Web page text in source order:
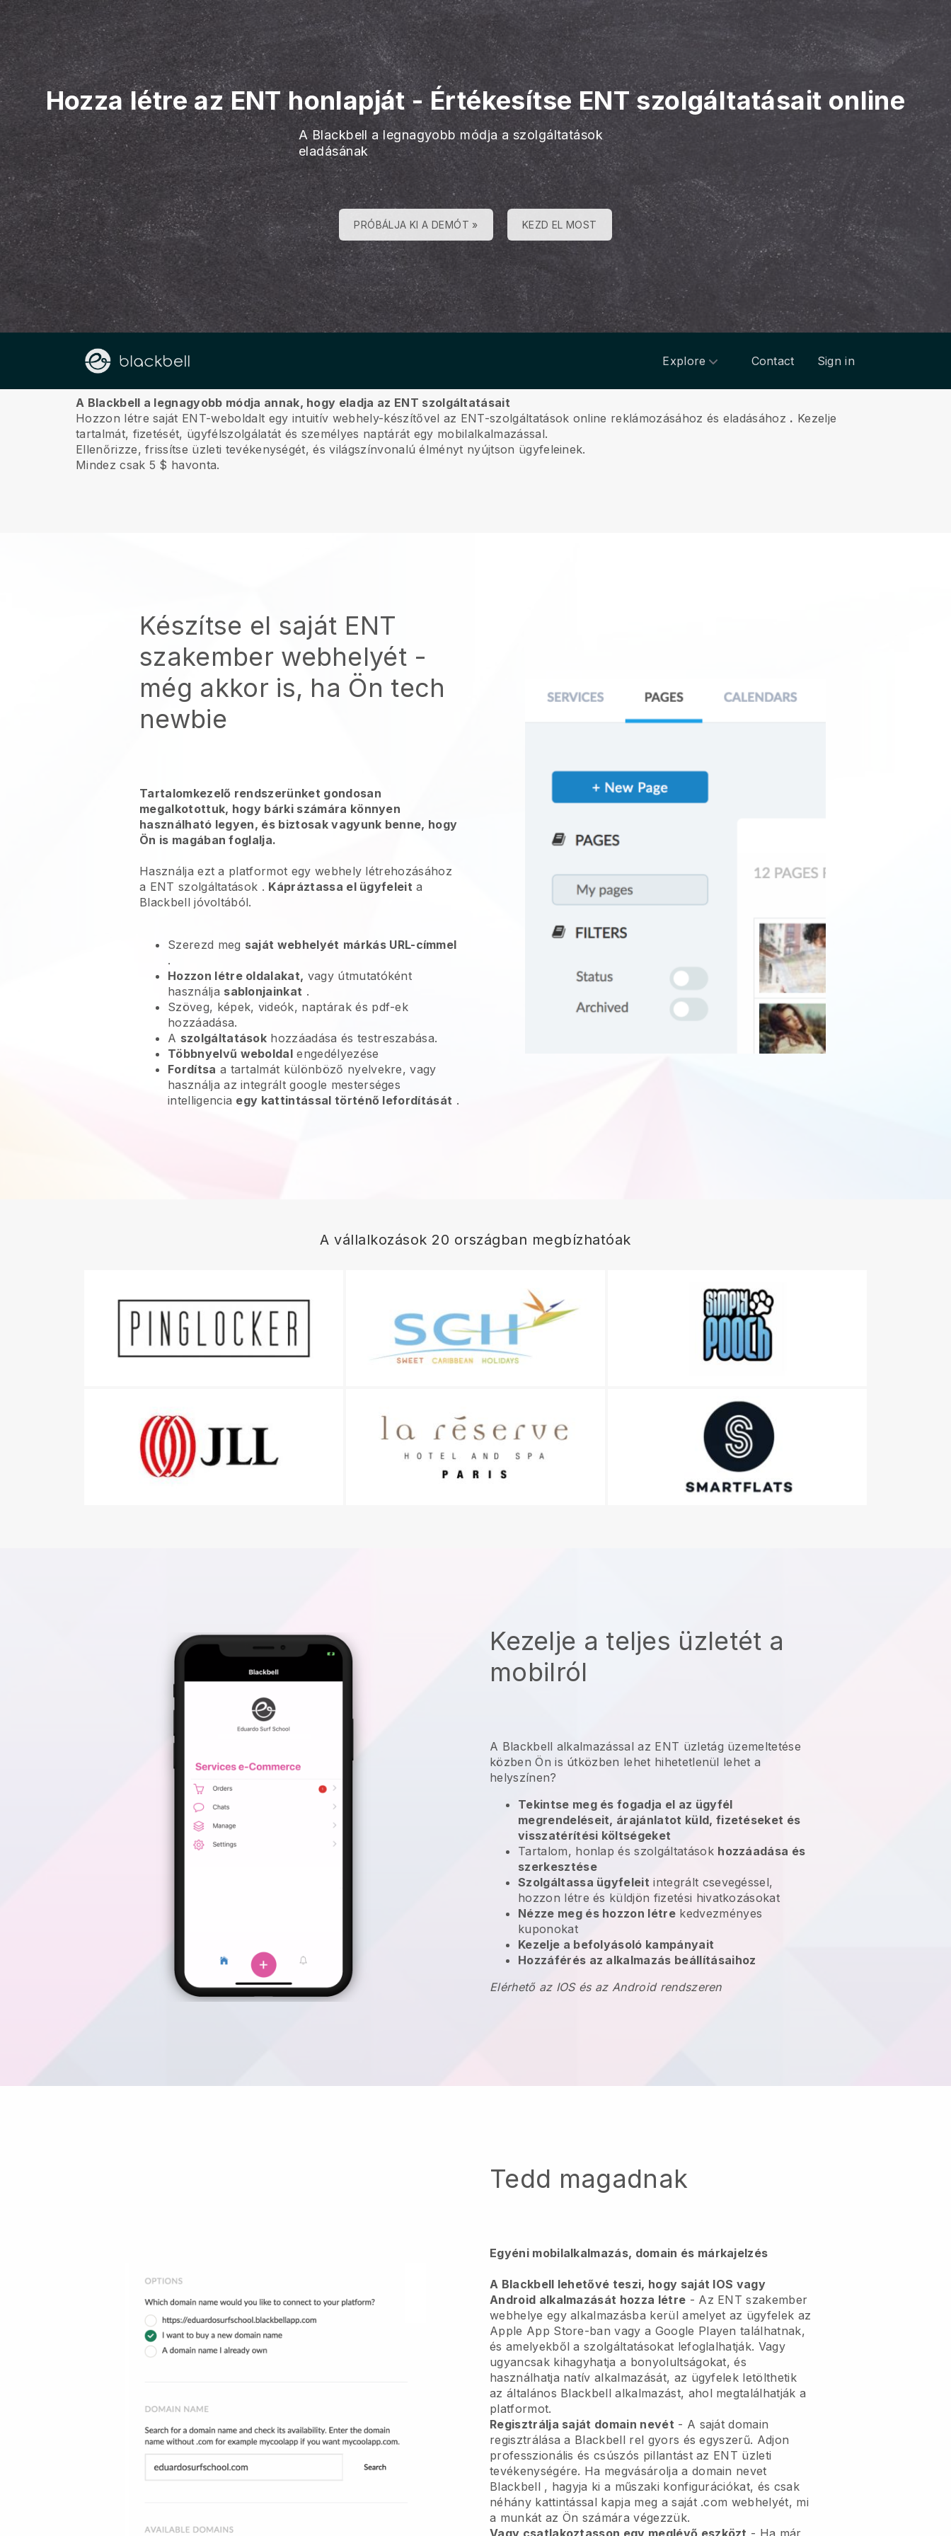
Hozza létre az ENT honlapját-Értékesítse ENT szolgáltatásait online
A Blackbell a legnagyobb módja a szolgáltatások
eladásának
PRÓBÁLJA KI A DEMÓT » KEZD EL MOST
Explore Contact Sign in
Rólunk
A Blackbell a legnagyobb módja annak, hogy eladja az ENT szolgáltatásait
Hozzon létre saját ENT-weboldalt egy intuitív webhely-készítővel az ENT-szolgáltatások online reklámozásához és eladásához . Kezelje
tartalmát, fizetését, ügyfélszolgálatát és személyes naptárát egy mobilalkalmazással.
Ellenőrizze, frissítse üzleti tevékenységét, és világszínvonalú élményt nyújtson ügyfeleinek.
Mindez csak 5 $ havonta.
Készítse el saját ENT
szakember webhelyét -
még akkor is, ha Ön tech
newbie
Tartalomkezelő rendszerünket gondosan
megalkotottuk, hogy bárki számára könnyen
használható legyen, és biztosak vagyunk benne, hogy
Ön is magában foglalja.
Használja ezt a platformot egy webhely létrehozásához
a ENT szolgáltatások . Kápráztassa el ügyfeleit a
Blackbell jóvoltából.
Szerezd meg saját webhelyét márkás URL-címmel
.
Hozzon létre oldalakat, vagy útmutatóként
használja sablonjainkat .
Szöveg, képek, videók, naptárak és pdf-ek
hozzáadása.
A szolgáltatások hozzáadása és testreszabása.
Többnyelvű weboldal engedélyezése
Fordítsa a tartalmát különböző nyelvekre, vagy
használja az integrált google mesterséges
intelligencia egy kattintással történő lefordítását .
A vállalkozások 20 országban megbízhatóak
Kezelje a teljes üzletét a
mobilról
A Blackbell alkalmazássalaz ENT üzletág üzemeltetése
közben Ön is útközben lehet hihetetlenül lehet a
helyszínen?
Tekintse meg és fogadja el az ügyfél
megrendeléseit, árajánlatot küld, fizetéseket és
visszatérítési költségeket
Tartalom, honlap és szolgáltatások hozzáadása és
szerkesztése
Szolgáltassa ügyfeleit integrált csevegéssel,
hozzon létre és küldjön fizetési hivatkozásokat
Nézze meg és hozzon létre kedvezményes
kuponokat
Kezelje a befolyásoló kampányait
Hozzáférés az alkalmazás beállításaihoz
Elérhető az IOS és az Android rendszeren
Tedd magadnak
Egyéni mobilalkalmazás, domain és márkajelzés
A Blackbell lehetővé teszi, hogy saját IOS vagy
Android alkalmazását hozza létre - Az ENT szakember
webhelye egy alkalmazásba kerül amelyet az ügyfelek az
Apple App Store-ban vagy a Google Playen találhatnak,
és amelyekből a szolgáltatásokat lefoglalhatják. Vagy
ugyancsak kihagyhatja a bonyolultságokat, és
használhatja natív alkalmazását, az ügyfelek letölthetik
az általános Blackbell alkalmazást, ahol megtalálhatják a
platformot.
Regisztrálja saját domain nevét - A saját domain
regisztrálása a Blackbell rel gyors és egyszerű. Adjon
professzionális és csúszós pillantást az ENT üzleti
tevékenységére. Ha megvásárolja a domain nevet
Blackbell , hagyja ki a műszaki konfigurációkat, és csak
néhány kattintással kapja meg a saját .com webhelyét, mi
a munkát az Ön számára végezzük.
Vagy csatlakoztasson egy meglévő eszközt - Ha már